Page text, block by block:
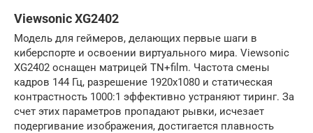
Viewsonic XG2402
Модель для геймеров, делающих первые шаги в
киберспорте и освоении виртуального мира. Viewsonic
XG2402 оснащен матрицей TN+film. Частота смены
кадров 144 Гц, разрешение 1920х1080 и статическая
контрастность 1000:1 эффективно устраняют тиринг. За
счет этих параметров пропадают рывки, исчезает
подергивание изображения, достигается плавность